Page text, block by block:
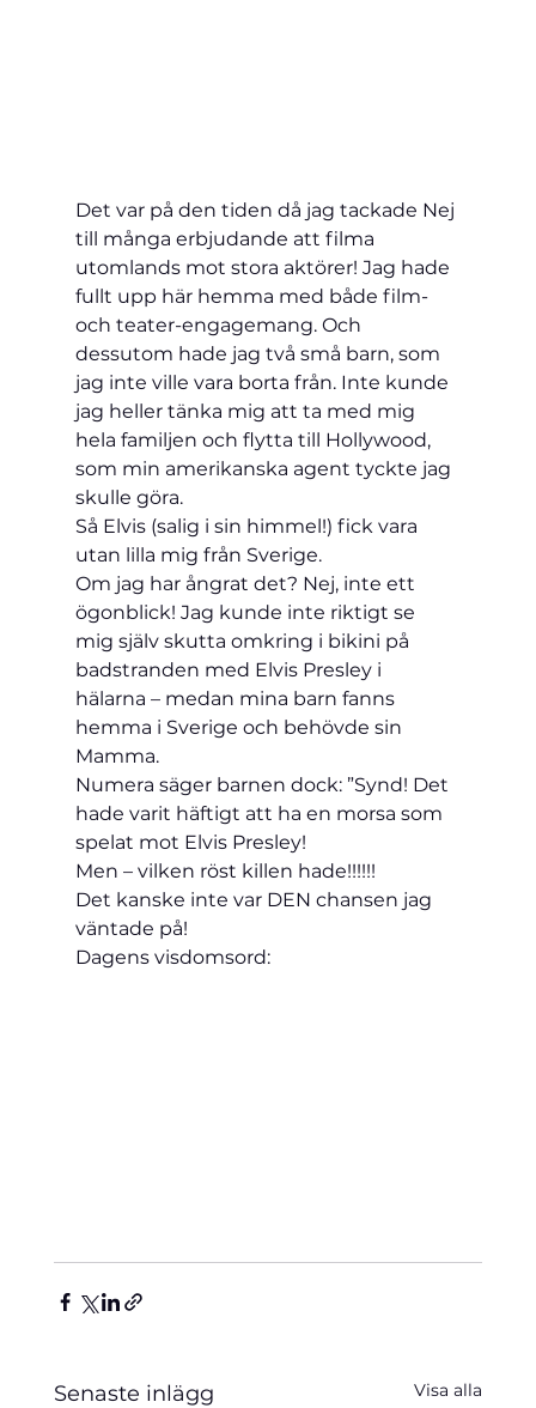
Det var på den tiden då jag tackade Nej
till många erbjudande att filma
utomlands mot stora aktörer! Jag hade
fullt upp här hemma med både film-
och teater-engagemang. Och
dessutom hade jag två små barn, som
jag inte ville vara borta från. Inte kunde
jag heller tänka mig att ta med mig
hela familjen och flytta till Hollywood,
som min amerikanska agent tyckte jag
skulle göra.
Så Elvis (salig i sin himmel!) fick vara
utan lilla mig från Sverige.
Om jag har ångrat det? Nej, inte ett
ögonblick! Jag kunde inte riktigt se
mig själv skutta omkring i bikini på
badstranden med Elvis Presley i
hälarna – medan mina barn fanns
hemma i Sverige och behövde sin
Mamma.
Numera säger barnen dock: ”Synd! Det
hade varit häftigt att ha en morsa som
spelat mot Elvis Presley!
Men – vilken röst killen hade!!!!!!
Det kanske inte var DEN chansen jag
väntade på!
Dagens visdomsord:
Senaste inlägg Visa alla